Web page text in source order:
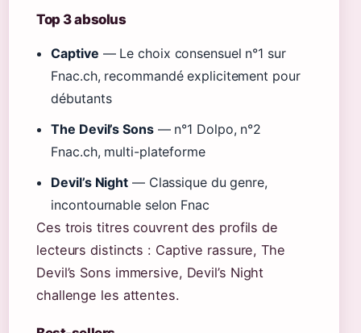
Top 3 absolus
Captive — Le choix consensuel n°1 sur
Fnac.ch, recommandé explicitement pour
débutants
The Devil’s Sons— n°1 Dolpo, n°2
Fnac.ch, multi-plateforme
Devil’s Night — Classique du genre,
incontournable selon Fnac
Ces trois titres couvrent des profils de
lecteurs distincts : Captive rassure, The
Devil’s Sons immersive, Devil’s Night
challenge les attentes.